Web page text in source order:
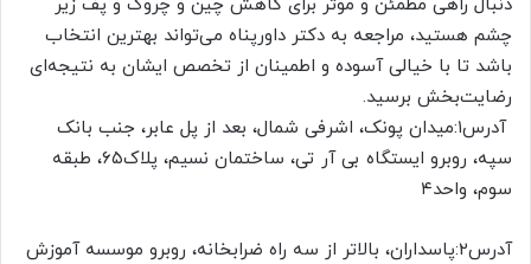
دنبال راهی مطمئن و موثر برای کاهش چین و چروک و پف زیر
چشم هستید، مراجعه به دکتر داورپناه می‌تواند بهترین انتخاب
باشد تا با خیالی آسوده و اطمینان از تخصص ایشان به نتیجه‌ای
رضایت‌بخش برسید.
آدرس۱:میدان پونک، اشرفی شمال، بعد از پل عابر، جنب بانک
سپه، روبرو ایستگاه بی آر تی، ساختمان نسیم، پلاک۶۵، طبقه
سوم، واحد۴
آدرس۲:پاسداران، بالاتر از سه راه ضرابخانه، روبرو موسسه آموزش